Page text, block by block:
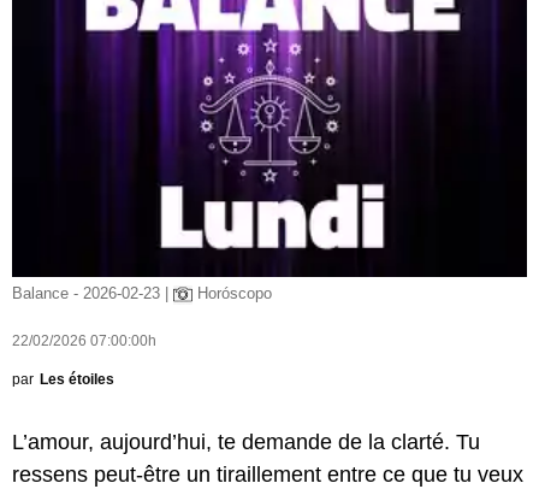
Balance - 2026-02-23 | Horóscopo
22/02/2026 07:00:00h
par Les étoiles
L’amour, aujourd’hui, te demande de la clarté. Tu
ressens peut-être un tiraillement entre ce que tu veux